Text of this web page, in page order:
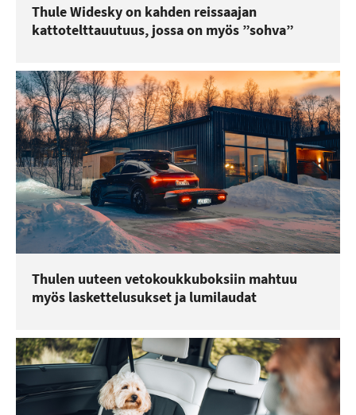
Thule Widesky on kahden reissaajan
kattotelttauutuus, jossa on myös ”sohva”
Thulen uuteen vetokoukkuboksiin mahtuu
myös laskettelusukset ja lumilaudat